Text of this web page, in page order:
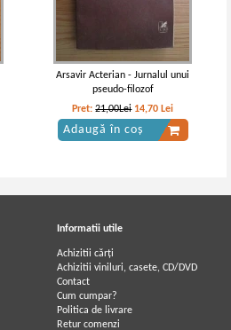
Arsavir Acterian - Jurnalul unui
pseudo-filozof
Pret:21,00Lei 14,70 Lei
Adaugă în coș
Informatii utile
Achizitii cărți
Achizitii viniluri, casete, CD/DVD
Contact
Cum cumpar?
Politica de livrare
Retur comenzi